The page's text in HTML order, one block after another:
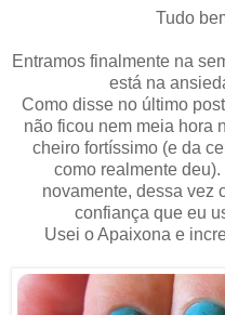
Tudo
Entramos finalmente na
está na
Como disse no último
não ficou nem meia hora
cheiro fortíssimo (e da
como realmente
novamente, dessa vez
confiança que eu
Usei o Apaixona e